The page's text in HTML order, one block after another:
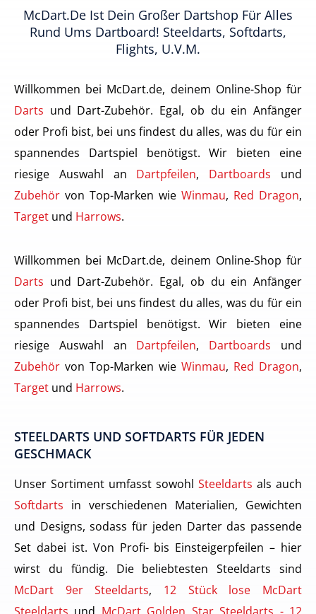
McDart.de Ist Dein Großer Dartshop Für Alles
Rund Ums Dartboard! Steeldarts, Softdarts,
Flights, U.v.m.
Willkommen bei McDart.de, deinem Online-Shop für
Darts und Dart-Zubehör. Egal, ob du ein Anfänger
oder Profi bist, bei uns findest du alles, was du für ein
spannendes Dartspiel benötigst. Wir bieten eine
riesige Auswahl an Dartpfeilen, Dartboards und
Zubehör von Top-Marken wie Winmau, Red Dragon,
Target und Harrows.
Willkommen bei McDart.de, deinem Online-Shop für
Darts und Dart-Zubehör. Egal, ob du ein Anfänger
oder Profi bist, bei uns findest du alles, was du für ein
spannendes Dartspiel benötigst. Wir bieten eine
riesige Auswahl an Dartpfeilen, Dartboards und
Zubehör von Top-Marken wie Winmau, Red Dragon,
Target und Harrows.
STEELDARTS UND SOFTDARTS FÜR JEDEN
GESCHMACK
Unser Sortiment umfasst sowohl Steeldarts als auch
Softdarts in verschiedenen Materialien, Gewichten
und Designs, sodass für jeden Darter das passende
Set dabei ist. Von Profi- bis Einsteigerpfeilen – hier
wirst du fündig. Die beliebtesten Steeldarts sind
McDart 9er Steeldarts, 12 Stück lose McDart
Steeldarts und McDart Golden Star Steeldarts - 12